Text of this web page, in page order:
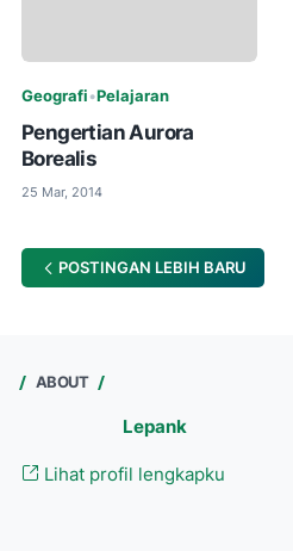
Geografi •Pelajaran
Pengertian Aurora
Borealis
25 Mar, 2014
POSTINGAN LEBIH BARU
ABOUT
Lepank
Lihat profil lengkapku